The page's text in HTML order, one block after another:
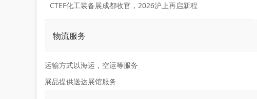
CTEF化工装备展成都收官，2026沪上再启新程
物流服务
运输方式以海运，空运等服务
展品提供送达展馆服务